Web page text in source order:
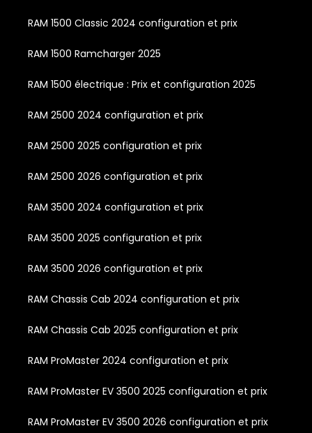
RAM 1500 Classic 2024 configuration et prix
RAM 1500 Ramcharger 2025
RAM 1500 électrique : Prix et configuration 2025
RAM 2500 2024 configuration et prix
RAM 2500 2025 configuration et prix
RAM 2500 2026 configuration et prix
RAM 3500 2024 configuration et prix
RAM 3500 2025 configuration et prix
RAM 3500 2026 configuration et prix
RAM Chassis Cab 2024 configuration et prix
RAM Chassis Cab 2025 configuration et prix
RAM ProMaster 2024 configuration et prix
RAM ProMaster EV 3500 2025 configuration et prix
RAM ProMaster EV 3500 2026 configuration et prix